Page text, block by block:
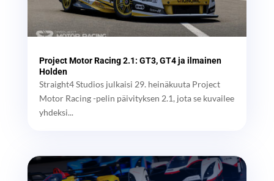
Project Motor Racing 2.1: GT3, GT4 ja ilmainen
Holden
Straight4 Studios julkaisi 29. heinäkuuta Project
Motor Racing -pelin päivityksen 2.1, jota se kuvailee
yhdeksi...